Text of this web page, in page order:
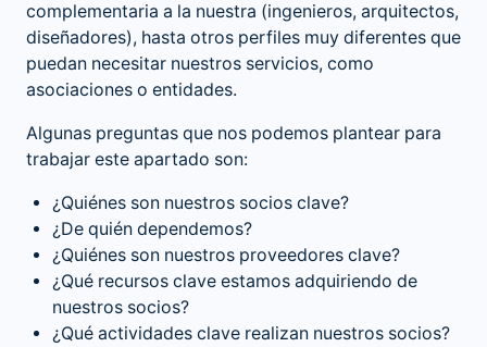
complementaria a la nuestra (ingenieros, arquitectos,
diseñadores), hasta otros perfiles muy diferentes que
puedan necesitar nuestros servicios, como
asociaciones o entidades.
Algunas preguntas que nos podemos plantear para
trabajar este apartado son:
¿Quiénes son nuestros socios clave?
¿De quién dependemos?
¿Quiénes son nuestros proveedores clave?
¿Qué recursos clave estamos adquiriendo de
nuestros socios?
¿Qué actividades clave realizan nuestros socios?